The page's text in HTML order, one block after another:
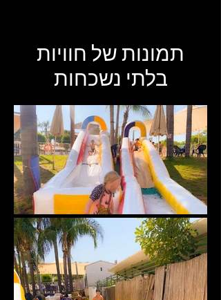
תמונות של חוויות
בלתי נשכחות